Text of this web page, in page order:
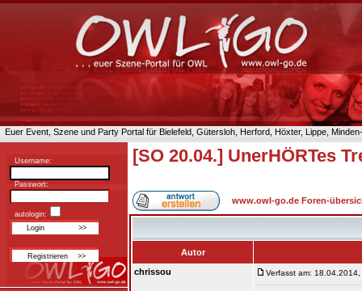
Euer Event, Szene und Party Portal für Bielefeld, Gütersloh, Herford, Höxter, Lippe,
Username:
Passwort:
autologin:
[SO 20.04.] UnerHÖRTes
www.owl-go.de Foren-
Autor
chrissou
Verfasst am: